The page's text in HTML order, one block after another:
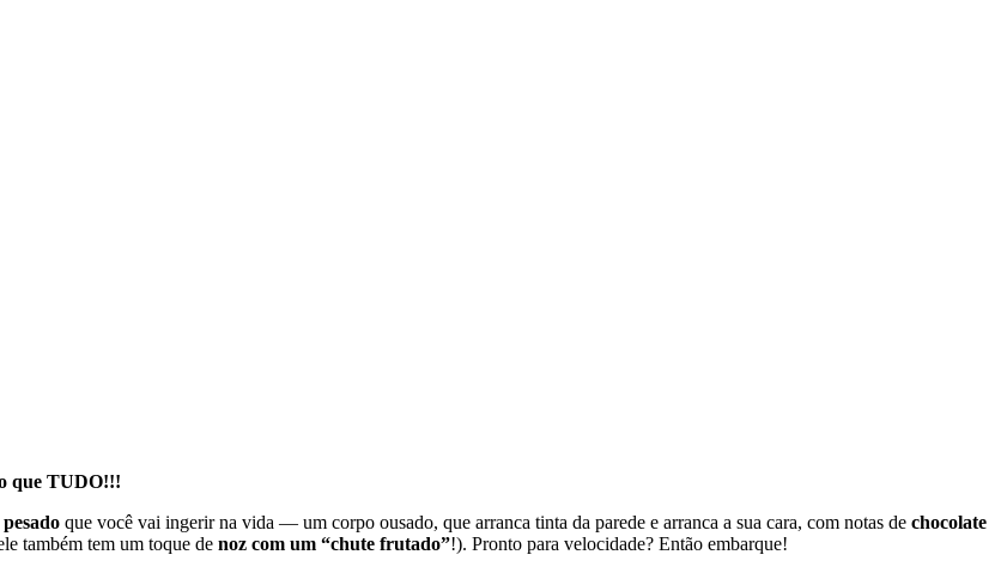
que TUDO!!!
que você vai ingerir na vida — um corpo ousado, que arranca tinta da parede e arranca a sua cara, com notas de chocolate
também tem um toque de noz com um “chute frutado”!). Pronto para velocidade? Então embarque!